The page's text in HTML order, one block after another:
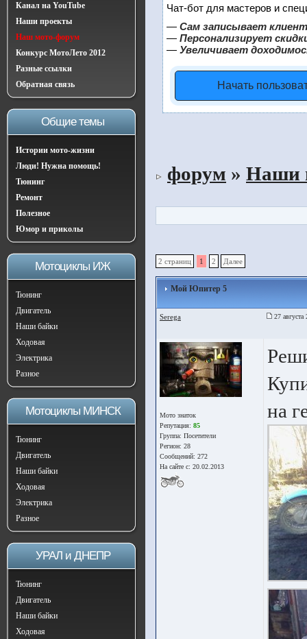
Канал на YouTube
Наши проекты
Наш мото-форум
Конкурс МотоЛето 2012
Разные ссылки
Обратная связь
Общие темы
Истории мото-жизни
Люди! Нужна помощь!
Тюнинг
Ремонт
Полезное
Юмор и приколы
Мотоциклы ИЖ
Тюнинг
Двигатель
Наши байки
Ходовая
Электрика
Разное
Мотоциклы МИНСК
Тюнинг
Двигатель
Наши байки
Ходовая
Электрика
Разное
УРАЛ и ДНЕПР
Тюнинг
Двигатель
Наши байки
Ходовая
Чат-бот для мастеров и
— Сам записывает
— Персонализирует
— Увеличивает
Начать
форум » Наши
2 страниц 1 2 Далее
Мой Юпитер 5
Seregа 27
Мото знаток
Репутация: 85
Группа: Посетители
Регион: 28
Сообщений: 272
На сайте с: 20.02.2013
на